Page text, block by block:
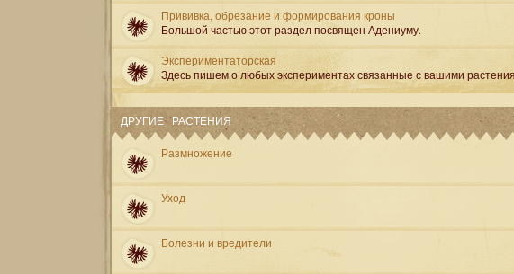
Прививка, обрезание и формирования кроны
Большой частью этот раздел посвящен Адениуму.
Экспериментаторская
Здесь пишем о любых экспериментах связанные с вашими
ДРУГИЕ РАСТЕНИЯ
Размножение
Уход
Болезни и вредители